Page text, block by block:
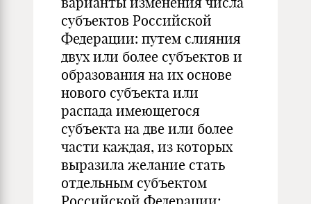
субъектов Российской
Федерации: путем слияния
двух или более субъектов и
образования на их основе
нового субъекта или
распада имеющегося
субъекта на две или более
части каждая, из которых
выразила желание стать
отдельным субъектом